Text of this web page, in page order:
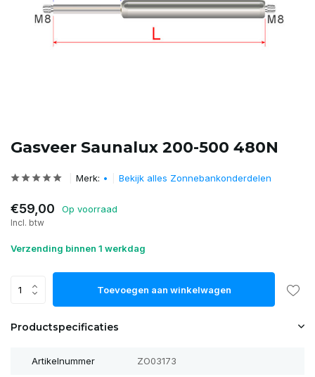
Gasveer Saunalux 200-500 480N
Merk: • Bekijk alles Zonnebankonderdelen
€59,00 Op voorraad
Incl. btw
Verzending binnen 1 werkdag
Toevoegen aan winkelwagen
Productspecificaties
Artikelnummer ZO03173